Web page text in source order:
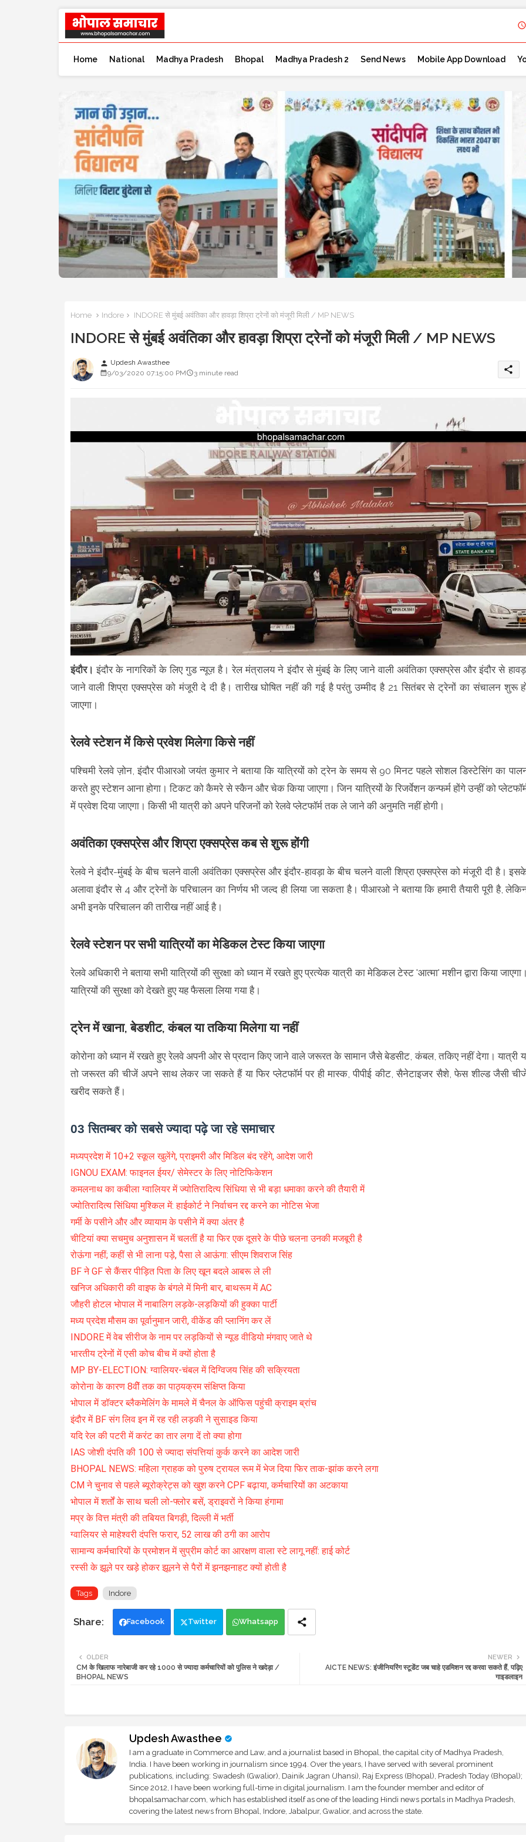
Home National Madhya Pradesh Bhopal Madhya Pradesh 2 Send News Mobile App Download
Home Indore INDORE से मुंबई अवंतिका और हावड़ा शिप्रा ट्रेनों को मंजूरी मिली / MP NEWS
INDORE से मुंबई अवंतिका और हावड़ा शिप्रा ट्रेनों को मंजूरी मिली / MP NEWS
person Updesh Awasthee
9/03/2020 07:15:00 PM
3 minute read share
इंदौर।इंदौर के नागरिकों के लिए गुड न्यूज़ है। रेल मंत्रालय ने इंदौर से मुंबई के लिए जाने वाली अवंतिका एक्सप्रेस और इंदौर से
जाने वाली शिप्रा एक्सप्रेस को मंजूरी दे दी है। तारीख घोषित नहीं की गई है परंतु उम्मीद है 21 सितंबर से ट्रेनों का संचालन शुरू
जाएगा।
रेलवे स्टेशन में किसे प्रवेश मिलेगा किसे नहीं
पश्चिमी रेलवे ज़ोन, इंदौर पीआरओ जयंत कुमार ने बताया कि यात्रियों को ट्रेन के समय से 90 मिनट पहले सोशल डिस्टेसिंग का
करते हुए स्टेशन आना होगा। टिकट को कैमरे से स्कैन और चेक किया जाएगा। जिन यात्रियों के रिजर्वेशन कन्फर्म होंगे उन्हीं को
में प्रवेश दिया जाएगा। किसी भी यात्री को अपने परिजनों को रेलवे प्लेटफॉर्म तक ले जाने की अनुमति नहीं होगी।
अवंतिका एक्सप्रेस और शिप्रा एक्सप्रेस कब से शुरू होंगी
रेलवे ने इंदौर-मुंबई के बीच चलने वाली अवंतिका एक्सप्रेस और इंदौर-हावड़ा के बीच चलने वाली शिप्रा एक्सप्रेस को मंजूरी दी है।
अलावा इंदौर से 4 और ट्रेनों के परिचालन का निर्णय भी जल्द ही लिया जा सकता है। पीआरओ ने बताया कि हमारी तैयारी पूरी है,
अभी इनके परिचालन की तारीख नहीं आई है।
रेलवे स्टेशन पर सभी यात्रियों का मेडिकल टेस्ट किया जाएगा
रेलवे अधिकारी ने बताया सभी यात्रियों की सुरक्षा को ध्यान में रखते हुए प्रत्येक यात्री का मेडिकल टेस्ट 'आत्मा' मशीन द्वारा किया जाएगा।
यात्रियों की सुरक्षा को देखते हुए यह फैसला लिया गया है।
ट्रेन में खाना, बेडशीट, कंबल या तकिया मिलेगा या नहीं
कोरोना को ध्यान में रखते हुए रेलवे अपनी ओर से प्रदान किए जाने वाले जरूरत के सामान जैसे बेडसीट, कंबल, तकिए नहीं देगा। यात्री
तो जरूरत की चीजें अपने साथ लेकर जा सकते हैं या फिर प्लेटफॉर्म पर ही मास्क, पीपीई कीट, सैनेटाइजर सैशे, फेस शील्ड जैसी
खरीद सकते हैं।
03 सितम्बर को सबसे ज्यादा पढ़े जा रहे समाचार
मध्यप्रदेश में 10+2 स्कूल खुलेंगे, प्राइमरी और मिडिल बंद रहेंगे, आदेश जारी
IGNOU EXAM: फाइनल ईयर/ सेमेस्टर के लिए नोटिफिकेशन
कमलनाथ का कबीला ग्वालियर में ज्योतिरादित्य सिंधिया से भी बड़ा धमाका करने की तैयारी में
ज्योतिरादित्य सिंधिया मुश्किल में: हाईकोर्ट ने निर्वाचन रद्द करने का नोटिस भेजा
गर्मी के पसीने और और व्यायाम के पसीने में क्या अंतर है
चीटियां क्या सचमुच अनुशासन में चलतीं है या फिर एक दूसरे के पीछे चलना उनकी मजबूरी है
रोऊंगा नहीं; कहीं से भी लाना पड़े, पैसा ले आऊंगा: सीएम शिवराज सिंह
BF ने GF से कैंसर पीड़ित पिता के लिए खून बदले आबरू ले ली
खनिज अधिकारी की वाइफ के बंगले में मिनी बार, बाथरूम में AC
जौहरी होटल भोपाल में नाबालिग लड़के-लड़कियों की हुक्का पार्टी
मध्य प्रदेश मौसम का पूर्वानुमान जारी, वीकेंड की प्लानिंग कर लें
INDORE में वेब सीरीज के नाम पर लड़कियों से न्यूड वीडियो मंगवाए जाते थे
भारतीय ट्रेनों में एसी कोच बीच में क्यों होता है
MP BY-ELECTION: ग्वालियर-चंबल में दिग्विजय सिंह की सक्रियता
कोरोना के कारण 8वीें तक का पाठ्यक्रम संक्षिप्त किया
भोपाल में डॉक्टर ब्लैकमेलिंग के मामले में चैनल के ऑफिस पहुंची क्राइम ब्रांच
इंदौर में BF संग लिव इन में रह रही लड़की ने सुसाइड किया
यदि रेल की पटरी में करंट का तार लगा दें तो क्या होगा
IAS जोशी दंपति की 100 से ज्यादा संपत्तियां कुर्क करने का आदेश जारी
BHOPAL NEWS: महिला ग्राहक को पुरुष ट्रायल रूम में भेज दिया फिर ताक-झांक करने लगा
CM ने चुनाव से पहले ब्यूरोक्रेट्स को खुश करने CPF बढ़ाया, कर्मचारियों का अटकाया
भोपाल में शर्तों के साथ चली लो-फ्लोर बसें, ड्राइवरों ने किया हंगामा
मप्र के वित्त मंत्री की तबियत बिगड़ी, दिल्ली में भर्ती
ग्वालियर से माहेश्वरी दंपत्ति फरार, 52 लाख की ठगी का आरोप
सामान्य कर्मचारियों के प्रमोशन में सुप्रीम कोर्ट का आरक्षण वाला स्टे लागू नहीं: हाई कोर्ट
रस्सी के झूले पर खड़े होकर झूलने से पैरों में झनझनाहट क्यों होती है
Tags Indore
Facebook Twitter Whatsapp
NEWER
AICTE NEWS: इंजीनियरिंग स्टूडेंट जब चाहे एडमिशन रद्द करवा सकते हैं, पढ़िए
गाइडलाइन
OLDER
CM के खिलाफ नारेबाजी कर रहे 1000 से ज्यादा कर्मचारियों को पुलिस ने खदेड़ा /
BHOPAL NEWS
Updesh Awasthee
I am a graduate in Commerce and Law, and a journalist based in Bhopal, the capital city of Madhya Pradesh,
India. I have been working in journalism since 1994. Over the years, I have served with several prominent
publications, including: Swadesh (Gwalior), Dainik Jagran (Jhansi), Raj Express (Bhopal), Pradesh Today (Bhopal);
Since 2012, I have been working full-time in digital journalism. I am the founder member and editor of
bhopalsamachar.com, which has established itself as one of the leading Hindi news portals in Madhya Pradesh,
covering the latest news from Bhopal, Indore, Jabalpur, Gwalior, and across the state.